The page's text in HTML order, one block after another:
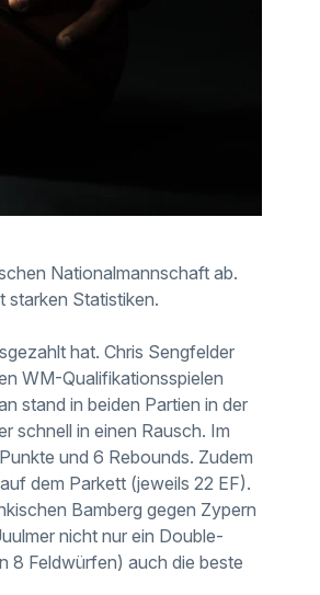
Nationalmannschaft ab.
starken Statistiken.
hat. Chris Sengfelder
WM-Qualifikationsspielen
stand in beiden Partien in der
schnell in einen Rausch. Im
und 6 Rebounds. Zudem
dem Parkett (jeweils 22 EF).
Bamberg gegen Zypern
nicht nur ein Double-
8 Feldwürfen) auch die beste